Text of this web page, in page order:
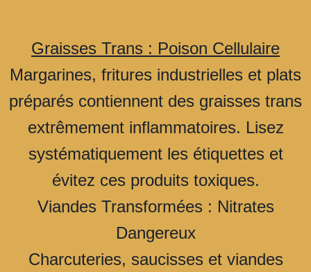
Graisses Trans : Poison Cellulaire
Margarines, fritures industrielles et plats
préparés contiennent des graisses trans
extrêmement inflammatoires. Lisez
systématiquement les étiquettes et
évitez ces produits toxiques.
Viandes Transformées : Nitrates
Dangereux
Charcuteries, saucisses et viandes